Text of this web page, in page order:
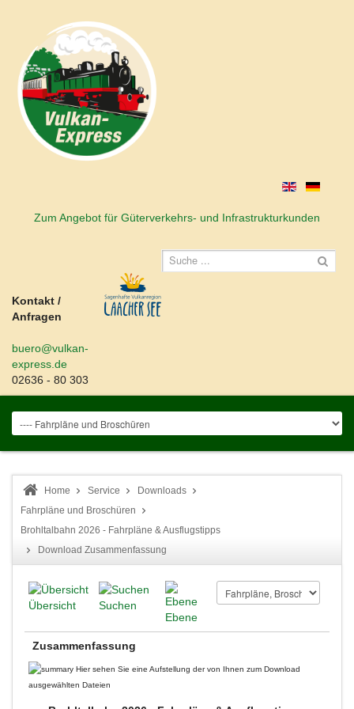
Zum Angebot für Güterverkehrs- und Infrastrukturkunden
Kontakt /
Anfragen
buero@vulkan-
express.de
02636 - 80 303
Home Service
Downloads
Fahrpläne und Broschüren
Brohltalbahn 2026 - Fahrpläne & Ausflugstipps
Download Zusammenfassung
Übersicht
Suchen
Ebene
Zusammenfassung
Hier sehen Sie eine Aufstellung der von Ihnen zum Download
ausgewählten Dateien